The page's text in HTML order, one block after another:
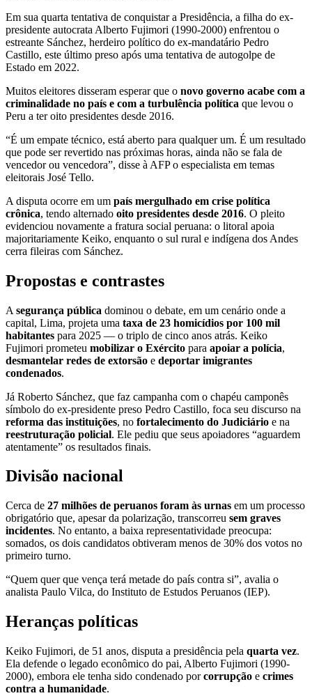
Em sua quarta tentativa de conquistar a Presidência, a filha do ex-
presidente autocrata Alberto Fujimori (1990-2000) enfrentou o
estreante Sánchez, herdeiro político do ex-mandatário Pedro
Castillo, este último preso após uma tentativa de autogolpe de
Estado em 2022.
Muitos eleitores disseram esperar que o novo governo acabe com a
criminalidade no país e com a turbulência política que levou o
Peru a ter oito presidentes desde 2016.
“É um empate técnico, está aberto para qualquer um. É um resultado
que pode ser revertido nas próximas horas, ainda não se fala de
vencedor ou vencedora”, disse à AFP o especialista em temas
eleitorais José Tello.
A disputa ocorre em um país mergulhado em crise política
crônica, tendo alternado oito presidentes desde 2016. O pleito
evidenciou novamente a fratura social peruana: o litoral apoia
majoritariamente Keiko, enquanto o sul rural e indígena dos Andes
cerra fileiras com Sánchez.
Propostas e contrastes
A segurança pública dominou o debate, em um cenário onde a
capital, Lima, projeta uma taxa de 23 homicídios por 100 mil
habitantes para 2025 — o triplo de cinco anos atrás. Keiko
Fujimori prometeu mobilizar o Exército para apoiar a polícia,
desmantelar redes de extorsão e deportar imigrantes
condenados.
Já Roberto Sánchez, que faz campanha com o chapéu camponês
símbolo do ex-presidente preso Pedro Castillo, foca seu discurso na
reforma das instituições, no fortalecimento do Judiciário e na
reestruturação policial. Ele pediu que seus apoiadores “aguardem
atentamente” os resultados finais.
Divisão nacional
Cerca de 27 milhões de peruanos foram às urnas em um processo
obrigatório que, apesar da polarização, transcorreu sem graves
incidentes. No entanto, a baixa representatividade preocupa:
somados, os dois candidatos obtiveram menos de 30% dos votos no
primeiro turno.
“Quem quer que vença terá metade do país contra si”, avalia o
analista Paulo Vilca, do Instituto de Estudos Peruanos (IEP).
Heranças políticas
Keiko Fujimori, de 51 anos, disputa a presidência pela quarta vez.
Ela defende o legado econômico do pai, Alberto Fujimori (1990-
2000), embora ele tenha sido condenado porcorrupção e crimes
contra a humanidade.